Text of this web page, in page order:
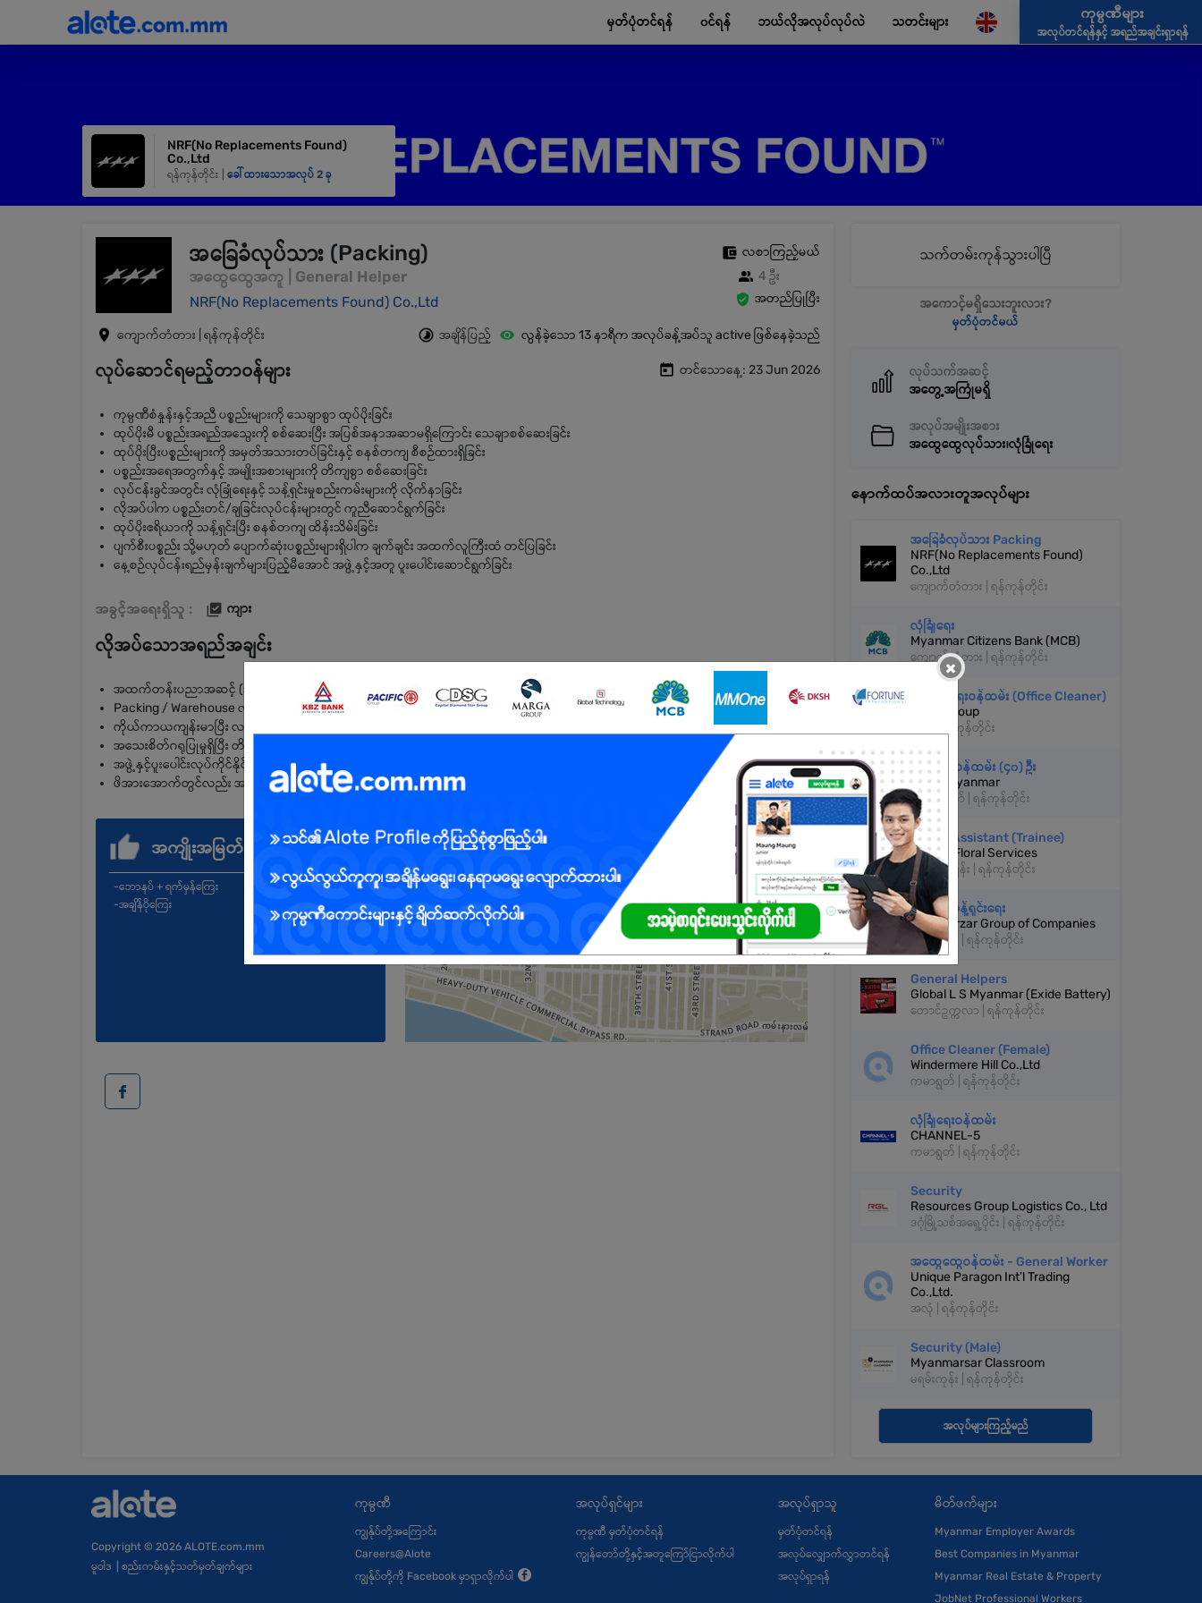
မှတ်ပုံတင်ရန် ၀င်ရန် ဘယ်လိုအလုပ်လုပ်လဲ သတင်းများ
ကုမ္ပဏီများ
အလုပ်တင်ရန်နှင့် အရည်အချင်းရှာရန်
NRF(No Replacements Found)
Co.,Ltd
ရန်ကုန်တိုင်း | ခေါ်ထားသောအလုပ် 2 ခု
အခြေခံလုပ်သား (Packing)
အထွေထွေအကူ | General Helper
NRF(No Replacements Found) Co.,Ltd
လစာကြည့်မယ်
4 ဦး
အတည်ပြုပြီး
ကျောက်တံတား | ရန်ကုန်တိုင်း အချိန်ပြည့် လွန်ခဲ့သော 13 နာရီက အလုပ်ခန့်အပ်သူ active ဖြစ်နေခဲ့သည်
လုပ်ဆောင်ရမည့်တာဝန်များ တင်သောနေ့: 23 Jun 2026
ကုမ္ပဏီစံနှုန်းနှင့်အညီ ပစ္စည်းများကို သေချာစွာ ထုပ်ပိုးခြင်း
ထုပ်ပိုးမီ ပစ္စည်းအရည်အသွေးကို စစ်ဆေးပြီး အပြစ်အနာအဆာမရှိကြောင်း သေချာစစ်ဆေးခြင်း
ထုပ်ပိုးပြီးပစ္စည်းများကို အမှတ်အသားတပ်ခြင်းနှင့် စနစ်တကျ စီစဉ်ထားရှိခြင်း
ပစ္စည်းအရေအတွက်နှင့် အမျိုးအစားများကို တိကျစွာ စစ်ဆေးခြင်း
လုပ်ငန်းခွင်အတွင်း လုံခြုံရေးနှင့် သန့်ရှင်းမှုစည်းကမ်းများကို လိုက်နာခြင်း
လိုအပ်ပါက ပစ္စည်းတင်/ချခြင်းလုပ်ငန်းများတွင် ကူညီဆောင်ရွက်ခြင်း
ထုပ်ပိုးဧရိယာကို သန့်ရှင်းပြီး စနစ်တကျ ထိန်းသိမ်းခြင်း
ပျက်စီးပစ္စည်း သို့မဟုတ် ပျောက်ဆုံးပစ္စည်းများရှိပါက ချက်ချင်း အထက်လူကြီးထံ တင်ပြခြင်း
နေ့စဉ်လုပ်ငန်းရည်မှန်းချက်များပြည့်မီအောင် အဖွဲ့နှင့်အတူ ပူးပေါင်းဆောင်ရွက်ခြင်း
အခွင့်အရေးရှိသူ : ကျား
လိုအပ်သောအရည်အချင်း
အထက်တန်းပညာအဆင့် (သို့) အလားတူ ပညာအရည်အချင်းရှိသူ
Packing / Warehouse လုပ်ငန်းအတွေ့အကြုံရှိပါက ပိုမိုကောင်းမွန်သည်
ကိုယ်ကာယကျန်းမာပြီး လက်ဖြင့်လုပ်ငန်းလုပ်ကိုင်နိုင်သူ
အသေးစိတ်ဂရုပြုမှုရှိပြီး တိကျစွာလုပ်ဆောင်နိုင်သူ
အဖွဲ့နှင့်ပူးပေါင်းလုပ်ကိုင်နိုင်သူ
ဖိအားအောက်တွင်လည်း အလုပ်လုပ်နိုင်သူ
အကျိုးအမြတ်
-ဘောနပ် + ရက်မှန်ကြေး
-အချိန်ပိုကြေး
သက်တမ်းကုန်သွားပါပြီ
အကောင့်မရှိသေးဘူးလား?
မှတ်ပုံတင်မယ်
လုပ်သက်အဆင့်
အတွေ့အကြုံမရှိ
အလုပ်အမျိုးအစား
အထွေထွေလုပ်သား၊လုံခြုံရေး
နောက်ထပ်အလားတူအလုပ်များ
အခြေခံလုပ်သား Packing
NRF(No Replacements Found)
Co.,Ltd
ကျောက်တံတား | ရန်ကုန်တိုင်း
လုံခြုံရေး
Myanmar Citizens Bank (MCB)
ကျောက်တံတား | ရန်ကုန်တိုင်း
သန့်ရှင်းရေးဝန်ထမ်း (Office Cleaner)
Kagyi Group
လှိုင် | ရန်ကုန်တိုင်း
လုံခြုံရေးဝန်ထမ်း (၄၀) ဦး
Exera Myanmar
လမ်းမတော် | ရန်ကုန်တိုင်း
Florist Assistant (Trainee)
ANGEL Floral Services
သင်္ဃန်းကျွန်း | ရန်ကုန်တိုင်း
Office သန့်ရှင်းရေး
Danayarzar Group of Companies
မရမ်းကုန်း | ရန်ကုန်တိုင်း
General Helpers
Global L S Myanmar (Exide Battery)
တောင်ဥက္ကလာ | ရန်ကုန်တိုင်း
Office Cleaner (Female)
Windermere Hill Co.,Ltd
ကမာရွတ် | ရန်ကုန်တိုင်း
လုံခြုံရေးဝန်ထမ်း
CHANNEL-5
ကမာရွတ် | ရန်ကုန်တိုင်း
Security
Resources Group Logistics Co., Ltd
ဒဂုံမြို့သစ်အရှေ့ပိုင်း | ရန်ကုန်တိုင်း
အထွေထွေဝန်ထမ်း - General Worker
Unique Paragon Int'l Trading
Co.,Ltd.
အလုံ | ရန်ကုန်တိုင်း
Security (Male)
Myanmarsar Classroom
မရမ်းကုန်း | ရန်ကုန်တိုင်း
အလုပ်များကြည့်မည်
×
Copyright © 2026 ALOTE.com.mm
မူဝါဒ
စည်းကမ်းနှင့်သတ်မှတ်ချက်များ
ကုမ္ပဏီ
ကျွန်ုပ်တို့အကြောင်း
Careers@Alote
ကျွန်ုပ်တို့ကို Facebook မှာရှာလိုက်ပါ
အလုပ်ရှင်များ
ကုမ္ပဏီ မှတ်ပုံတင်ရန်
ကျွန်တော်တို့နှင့်အတူကြော်ငြာလိုက်ပါ
အလုပ်ရှာသူ
မှတ်ပုံတင်ရန်
အလုပ်လျှောက်လွှာတင်ရန်
အလုပ်ရှာရန်
မိတ်ဖက်များ
Myanmar Employer Awards
Best Companies in Myanmar
Myanmar Real Estate & Property
JobNet Professional Workers